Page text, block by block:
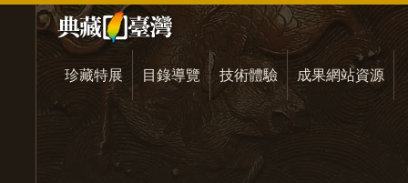
珍藏特展 目錄導覽 技術體驗 成果網站資源